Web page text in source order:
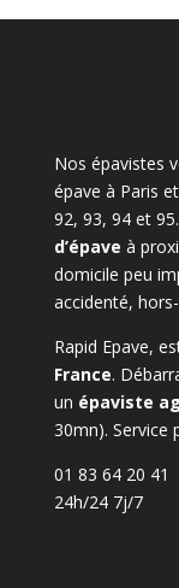
Nos épavistes
épave à Paris
92, 93, 94 et
d’épave à
domicile peu
accidenté,
Rapid Epave,
France.
un épaviste
30mn). Service
01 83 64 20 41
24h/24 7j/7